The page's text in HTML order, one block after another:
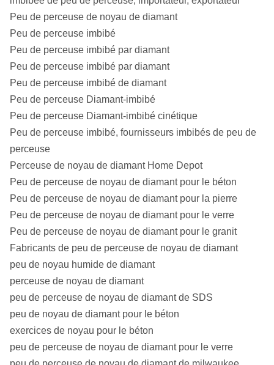
Peu de perceuse de noyau de diamant
Peu de perceuse imbibé
Peu de perceuse imbibé par diamant
Peu de perceuse imbibé par diamant
Peu de perceuse imbibé de diamant
Peu de perceuse Diamant-imbibé
Peu de perceuse Diamant-imbibé cinétique
Peu de perceuse imbibé, fournisseurs imbibés de peu de
perceuse
Perceuse de noyau de diamant Home Depot
Peu de perceuse de noyau de diamant pour le béton
Peu de perceuse de noyau de diamant pour la pierre
Peu de perceuse de noyau de diamant pour le verre
Peu de perceuse de noyau de diamant pour le granit
Fabricants de peu de perceuse de noyau de diamant
peu de noyau humide de diamant
perceuse de noyau de diamant
peu de perceuse de noyau de diamant de SDS
peu de noyau de diamant pour le béton
exercices de noyau pour le béton
peu de perceuse de noyau de diamant pour le verre